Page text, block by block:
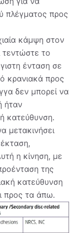
πλέγματος προς
κάμψη στον
το
ένταση σε
κρανιακά προς
δεν μπορεί να
ήταν
κατεύθυνση.
μετακινήσει
η κίνηση, με
της
κατεύθυνση
προς τα άπω.